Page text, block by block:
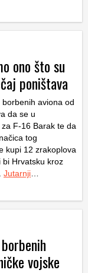
ono što su
poništava
aviona od
da se u
F-16 Barak te da
tog
kupi 12 zrakoplova
bi Hrvatsku kroz
Jutarnji
vojske